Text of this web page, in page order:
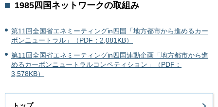
1985四国ネットワークの取組み
第11回全国省エネミーティングin四国「地方都市から進めるカー
ボンニュートラル」（PDF：2,081KB）
第11回全国省エネミーティングin四国連動企画「地方都市から進
めるカーボンニュートラルコンペティション」（PDF：
3,578KB）